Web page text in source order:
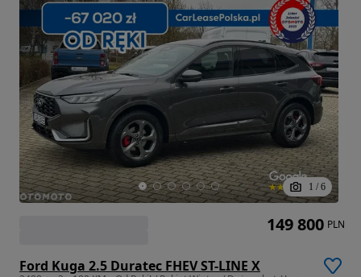
1 / 6
Ford Kuga 2.5 Duratec FHEV ST-LINE X
149 800 PLN